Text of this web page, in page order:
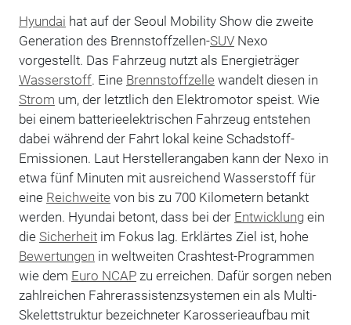
Hyundai hat auf der Seoul Mobility Show die zweite
Generation des Brennstoffzellen-SUVNexo
vorgestellt. Das Fahrzeug nutzt als Energieträger
Wasserstoff. Eine Brennstoffzelle wandelt diesen in
Strom um, der letztlich den Elektromotor speist. Wie
bei einem batterieelektrischen Fahrzeug entstehen
dabei während der Fahrt lokal keine Schadstoff-
Emissionen. Laut Herstellerangaben kann der Nexo in
etwa fünf Minuten mit ausreichend Wasserstoff für
eine Reichweite von bis zu 700 Kilometern betankt
werden. Hyundai betont, dass bei der Entwicklungein
die Sicherheitim Fokus lag. Erklärtes Ziel ist, hohe
Bewertungen in weltweiten Crashtest-Programmen
wie dem Euro NCAPzu erreichen. Dafür sorgen neben
zahlreichen Fahrerassistenzsystemen ein als Multi-
Skelettstruktur bezeichneter Karosserieaufbau mit